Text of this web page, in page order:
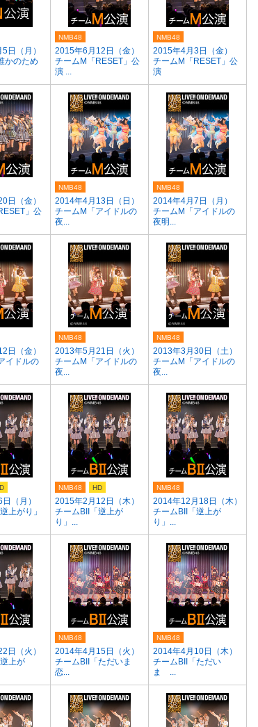
日（月）
かのため
2015年6月12日（金）
チームM「RESET」公
演 ...
NMB48
2015年4月3日（金）
チームM「RESET」公
演
NMB48
日（金）
」公
2014年4月13日（日）
チームM「アイドルの
夜...
NMB48
2014年4月7日（月）
チームM「アイドルの
夜明...
NMB48
日（金）
イドルの
2013年5月21日（火）
チームM「アイドルの
夜...
NMB48
2013年3月30日（土）
チームM「アイドルの
夜...
NMB48
（月）
上がり」
2015年2月12日（木）
チームBII「逆上が
り」...
NMB48 HD
2014年12月18日（木）
チームBII「逆上が
り」...
NMB48
日（火）
上が
2014年4月15日（火）
チームBII「ただいま
恋...
NMB48
2014年4月10日（木）
チームBII「ただい
ま ...
NMB48